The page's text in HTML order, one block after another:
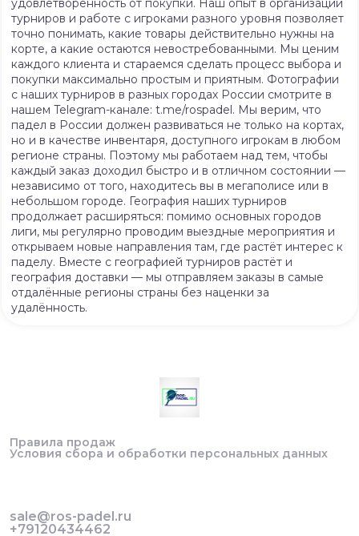
удовлетворённость от покупки. Наш опыт в организации
турниров и работе с игроками разного уровня позволяет
точно понимать, какие товары действительно нужны на
корте, а какие остаются невостребованными. Мы ценим
каждого клиента и стараемся сделать процесс выбора и
покупки максимально простым и приятным. Фотографии
с наших турниров в разных городах России смотрите в
нашем Telegram-канале: t.me/rospadel. Мы верим, что
падел в России должен развиваться не только на кортах,
но и в качестве инвентаря, доступного игрокам в любом
регионе страны. Поэтому мы работаем над тем, чтобы
каждый заказ доходил быстро и в отличном состоянии —
независимо от того, находитесь вы в мегаполисе или в
небольшом городе. География наших турниров
продолжает расширяться: помимо основных городов
лиги, мы регулярно проводим выездные мероприятия и
открываем новые направления там, где растёт интерес к
паделу. Вместе с географией турниров растёт и
география доставки — мы отправляем заказы в самые
отдалённые регионы страны без наценки за
удалённость.
Правила продаж
Условия сбора и обработки персональных данных
sale@ros-padel.ru
+79120434462